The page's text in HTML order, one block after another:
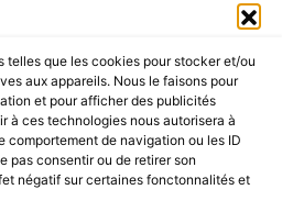
telles que les cookies pour stocker et/ou
aux appareils. Nous le faisons pour
et pour afficher des publicités
à ces technologies nous autorisera à
comportement de navigation ou les ID
pas consentir ou de retirer son
négatif sur certaines fonctonnalités et
GROUP.EDITOR - ADVERTISING
MEDIANE.
LUXE
35 MAGAZINES
Voyages Contact